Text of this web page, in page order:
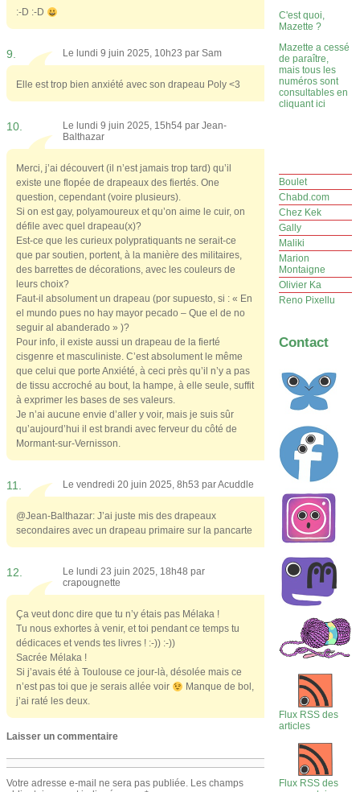
:-⁠D :⁠-⁠D
9. Le lundi 9 juin 2025, 10h23 par Sam
Elle est trop bien anxiété avec son drapeau Poly <3
10. Le lundi 9 juin 2025, 15h54 par Jean-
Balthazar
Merci, j’ai découvert (il n’est jamais trop tard) qu’il
existe une flopée de drapeaux des fiertés. One
question, cependant (voire plusieurs).
Si on est gay, polyamoureux et qu’on aime le cuir, on
défile avec quel drapeau(x)?
Est-ce que les curieux polypratiquants ne serait-ce
que par soutien, portent, à la manière des militaires,
des barrettes de décorations, avec les couleurs de
leurs choix?
Faut-il absolument un drapeau (por supuesto, si : « En
el mundo pues no hay mayor pecado – Que el de no
seguir al abanderado » )?
Pour info, il existe aussi un drapeau de la fierté
cisgenre et masculiniste. C’est absolument le même
que celui que porte Anxiété, à ceci près qu’il n’y a pas
de tissu accroché au bout, la hampe, à elle seule, suffit
à exprimer les bases de ses valeurs.
Je n’ai aucune envie d’aller y voir, mais je suis sûr
qu’aujourd’hui il est brandi avec ferveur du côté de
Mormant-sur-Vernisson.
11. Le vendredi 20 juin 2025, 8h53 parAcuddle
@Jean-Balthazar: J’ai juste mis des drapeaux
secondaires avec un drapeau primaire sur la pancarte
12.
Le lundi 23 juin 2025, 18h48 par
crapougnette
Ça veut donc dire que tu n’y étais pas Mélaka !
Tu nous exhortes à venir, et toi pendant ce temps tu
dédicaces et vends tes livres ! :-)) :-))
Sacrée Mélaka !
Si j’avais été à Toulouse ce jour-là, désolée mais ce
n’est pas toi que je serais allée voir
Manque de bol,
j’ai raté les deux.
Laisser un commentaire
Votre adresse e-mail ne sera pas publiée. Les champs
C'est quoi,
Mazette ?
Mazette a cessé
de paraître,
mais tous les
numéros sont
consultables en
cliquant ici
Boulet
Chabd.com
Chez Kek
Gally
Maliki
Marion
Montaigne
Olivier Ka
Reno Pixellu
Contact
Flux RSS des
articles
Flux RSS des